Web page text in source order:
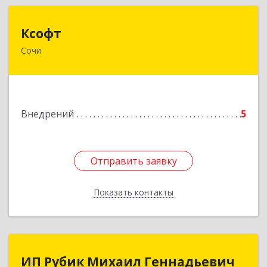
Ксофт
Сочи
Внедрений 5
Отправить заявку
Показать контакты
Отправить заявку
Назад
ИП Рубик Михаил Геннадьевич
ИП Рубик Михаил Геннадьевич